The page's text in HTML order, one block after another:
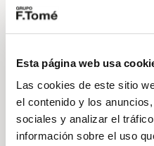
Esta página web usa
Las cookies de este sitio
el contenido y los
sociales y analizar el
información sobre el uso